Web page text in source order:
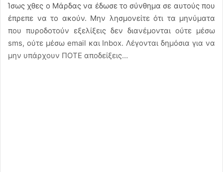
Ίσως χθες ο Μάρδας να έδωσε το σύνθημα σε αυτούς που
έπρεπε να το ακούν. Μην λησμονείτε ότι τα μηνύματα
που πυροδοτούν εξελίξεις δεν διανέμονται ούτε μέσω
sms, ούτε μέσω email και Inbox. Λέγονται δημόσια για να
μην υπάρχουν ΠΟΤΕ αποδείξεις…